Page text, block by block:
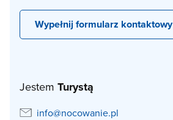
Wypełnij formularz kontaktowy
Jestem Turystą
info@nocowanie.pl